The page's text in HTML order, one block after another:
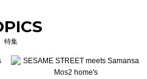
特集